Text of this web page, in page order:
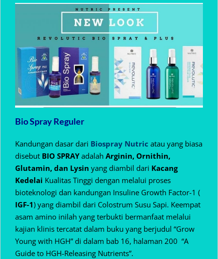
Bio Spray Reguler
Kandungan dasar dari Biospray Nutric atau yang biasa
disebut BIO SPRAYadalah Arginin, Ornithin,
Glutamin, dan Lysin yang diambil dari Kacang
Kedelai Kualitas Tinggi dengan melalui proses
bioteknologi dan kandungan Insuline Growth Factor-1 (
IGF-1) yang diambil dari Colostrum Susu Sapi. Keempat
asam amino inilah yang terbukti bermanfaat melalui
kajian klinis tercatat dalam buku yang berjudul “Grow
Young with HGH” di dalam bab 16, halaman 200 “A
Guide to HGH-Releasing Nutrients”.